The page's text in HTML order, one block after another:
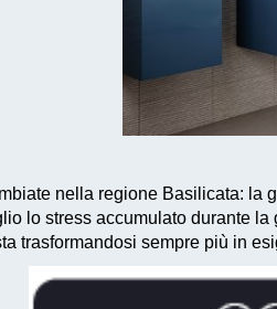
nella regione Basilicata: la
lo stress accumulato durante la
trasformandosi sempre più in